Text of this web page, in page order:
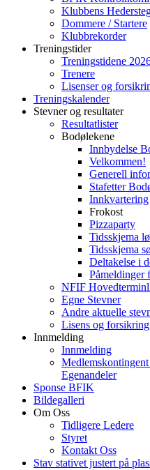
Klubbens
Dommere / Startere
Klubbrekorder
Treningstider
Treningstidene
Trenere
Lisenser og
Treningskalender
Stevner og resultater
Resultatlister
Bodølekene
Innbydelse
Velkommen!
Generell
Stafetter
Innkvartering
Frokost
Pizzaparty
Tidsskjema
Tidsskjema
Deltakelse i
Påmeldinger
NFIF
Egne Stevner
Andre aktuelle
Lisens og forsikring
Innmelding
Innmelding
Egenandeler
Sponse BFIK
Bildegalleri
Om Oss
Tidligere Ledere
Styret
Kontakt Oss
Stav stativet justert på